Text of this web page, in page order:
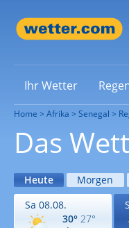
Ihr Wetter
Home Afrika Senegal
Das
Heute Morgen
Sa 08.08.
30° 27°